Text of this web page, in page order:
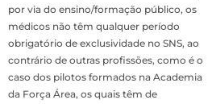
por via do ensino/formação público, os
médicos não têm qualquer período
obrigatório de exclusividade no SNS, ao
contrário de outras profissões, como é o
caso dos pilotos formados na Academia
da Força Área, os quais têm de